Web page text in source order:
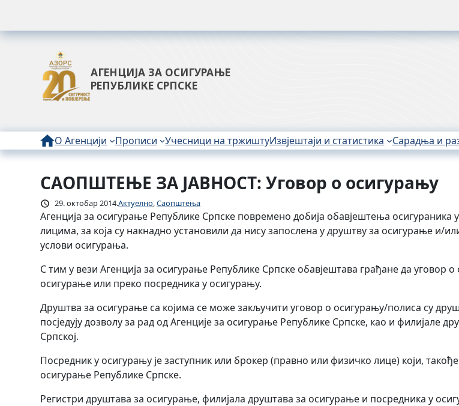
АГЕНЦИЈА ЗА ОСИГУРАЊЕ
РЕПУБЛИКЕ СРПСКЕ
О Агенцији Прописи Учесници на тржиштуИзвјештаји и статистика Сарадња и
САОПШТЕЊЕ ЗА ЈАВНОСТ: Уговор о осигурању
29. октобар 2014.Актуелно, Саопштења
Агенција за осигурање Републике Српске повремено добија обавјештења
лицима, за која су накнадно установили да нису запосленa у друштву за осигурање
услови осигурања.
С тим у вези Агенција за осигурање Републике Српске обавјештава грађане да
осигурање или преко посредника у осигурању.
Друштва за осигурање са којима се може закључити уговор о осигурању/полиса су
посједују дозволу за рад од Агенције за осигурање Републике Српске, као и филијале
Српској.
Посредник у осигурању је заступник или брокер (правно или физичко лице) који,
осигурање Републике Српске.
Регистри друштава за осигурање, филијала друштава за осигурање и посредника у